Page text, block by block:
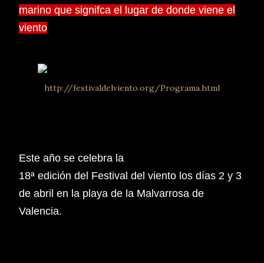
marino que signifca el lugar de donde viene el
viento
http://festivaldelviento.org/Programa.html
Este año se celebra la
18ª edición del Festival del viento los días 2 y 3
de abril en la playa de la Malvarrosa de
Valencia.